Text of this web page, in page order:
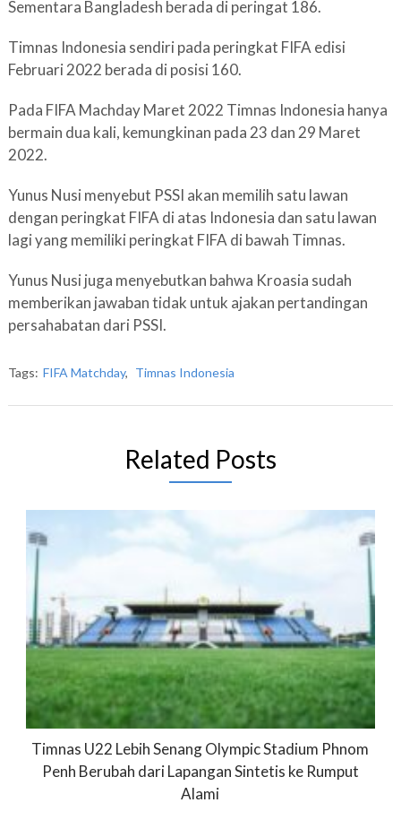
Sementara Bangladesh berada di peringat 186.
Timnas Indonesia sendiri pada peringkat FIFA edisi
Februari 2022 berada di posisi 160.
Pada FIFA Machday Maret 2022 Timnas Indonesia hanya
bermain dua kali, kemungkinan pada 23 dan 29 Maret
2022.
Yunus Nusi menyebut PSSI akan memilih satu lawan
dengan peringkat FIFA di atas Indonesia dan satu lawan
lagi yang memiliki peringkat FIFA di bawah Timnas.
Yunus Nusi juga menyebutkan bahwa Kroasia sudah
memberikan jawaban tidak untuk ajakan pertandingan
persahabatan dari PSSI.
Tags: FIFA Matchday, Timnas Indonesia
Related Posts
Timnas U22 Lebih Senang Olympic Stadium Phnom
Penh Berubah dari Lapangan Sintetis ke Rumput
Alami